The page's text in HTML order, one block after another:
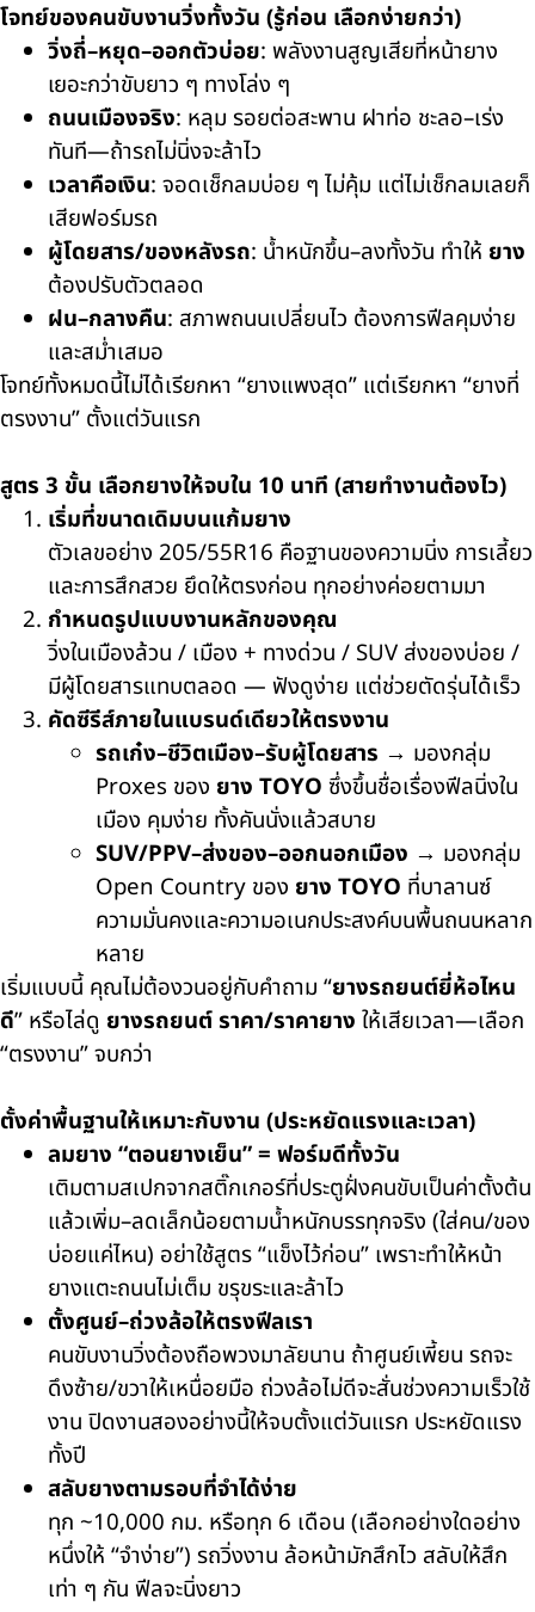
โจทย์ของคนขับงานวิ่งทั้งวัน (รู้ก่อน เลือกง่ายกว่า)
วิ่งถี่–หยุด–ออกตัวบ่อย: พลังงานสูญเสียที่หน้ายาง
เยอะกว่าขับยาว ๆ ทางโล่ง ๆ
ถนนเมืองจริง: หลุม รอยต่อสะพาน ฝาท่อ ชะลอ–เร่ง
ทันที—ถ้ารถไม่นิ่งจะล้าไว
เวลาคือเงิน: จอดเช็กลมบ่อย ๆ ไม่คุ้ม แต่ไม่เช็กลมเลยก็
เสียฟอร์มรถ
ผู้โดยสาร/ของหลังรถ: น้ำหนักขึ้น–ลงทั้งวัน ทำให้ ยาง
ต้องปรับตัวตลอด
ฝน–กลางคืน: สภาพถนนเปลี่ยนไว ต้องการฟีลคุมง่าย
และสม่ำเสมอ
โจทย์ทั้งหมดนี้ไม่ได้เรียกหา “ยางแพงสุด” แต่เรียกหา “ยางที่
ตรงงาน” ตั้งแต่วันแรก
สูตร 3 ขั้น เลือกยางให้จบใน 10 นาที (สายทำงานต้องไว)
เริ่มที่ขนาดเดิมบนแก้มยาง
ตัวเลขอย่าง 205/55R16 คือฐานของความนิ่ง การเลี้ยว
และการสึกสวย ยึดให้ตรงก่อน ทุกอย่างค่อยตามมา
กำหนดรูปแบบงานหลักของคุณ
วิ่งในเมืองล้วน / เมือง + ทางด่วน / SUV ส่งของบ่อย /
มีผู้โดยสารแทบตลอด — ฟังดูง่าย แต่ช่วยตัดรุ่นได้เร็ว
คัดซีรีส์ภายในแบรนด์เดียวให้ตรงงาน
รถเก๋ง–ชีวิตเมือง–รับผู้โดยสาร → มองกลุ่ม
Proxes ของ ยาง TOYO ซึ่งขึ้นชื่อเรื่องฟีลนิ่งใน
เมือง คุมง่าย ทั้งคันนั่งแล้วสบาย
SUV/PPV–ส่งของ–ออกนอกเมือง → มองกลุ่ม
Open Country ของ ยาง TOYO ที่บาลานซ์
ความมั่นคงและความอเนกประสงค์บนพื้นถนนหลาก
หลาย
เริ่มแบบนี้ คุณไม่ต้องวนอยู่กับคำถาม “ยางรถยนต์ยี่ห้อไหน
ดี” หรือไล่ดู ยางรถยนต์ ราคา/ราคายาง ให้เสียเวลา—เลือก
“ตรงงาน” จบกว่า
ตั้งค่าพื้นฐานให้เหมาะกับงาน (ประหยัดแรงและเวลา)
ลมยาง “ตอนยางเย็น” = ฟอร์มดีทั้งวัน
เติมตามสเปกจากสติ๊กเกอร์ที่ประตูฝั่งคนขับเป็นค่าตั้งต้น
แล้วเพิ่ม–ลดเล็กน้อยตามน้ำหนักบรรทุกจริง (ใส่คน/ของ
บ่อยแค่ไหน) อย่าใช้สูตร “แข็งไว้ก่อน” เพราะทำให้หน้า
ยางแตะถนนไม่เต็ม ขรุขระและล้าไว
ตั้งศูนย์–ถ่วงล้อให้ตรงฟีลเรา
คนขับงานวิ่งต้องถือพวงมาลัยนาน ถ้าศูนย์เพี้ยน รถจะ
ดึงซ้าย/ขวาให้เหนื่อยมือ ถ่วงล้อไม่ดีจะสั่นช่วงความเร็วใช้
งาน ปิดงานสองอย่างนี้ให้จบตั้งแต่วันแรก ประหยัดแรง
ทั้งปี
สลับยางตามรอบที่จำได้ง่าย
ทุก ~10,000 กม. หรือทุก 6 เดือน (เลือกอย่างใดอย่าง
หนึ่งให้ “จำง่าย”) รถวิ่งงาน ล้อหน้ามักสึกไว สลับให้สึก
เท่า ๆ กัน ฟีลจะนิ่งยาว